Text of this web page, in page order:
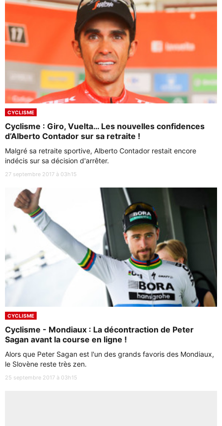
CYCLISME
Cyclisme : Giro, Vuelta… Les nouvelles confidences
d’Alberto Contador sur sa retraite !
Malgré sa retraite sportive, Alberto Contador restait encore
indécis sur sa décision d'arrêter.
27 septembre 2017 à 03h15
CYCLISME
Cyclisme - Mondiaux : La décontraction de Peter
Sagan avant la course en ligne !
Alors que Peter Sagan est l'un des grands favoris des Mondiaux,
le Slovène reste très zen.
25 septembre 2017 à 03h15